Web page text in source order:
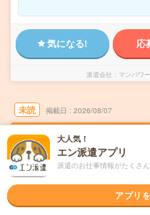
気になる! 応
派遣会社 マンパワ
未読 掲載日 2026/08/07
<未経験OK／時短可
力メインの事務！
大人気！
エン派遣アプリ
派遣のお仕事情報がたくさ
アプリ